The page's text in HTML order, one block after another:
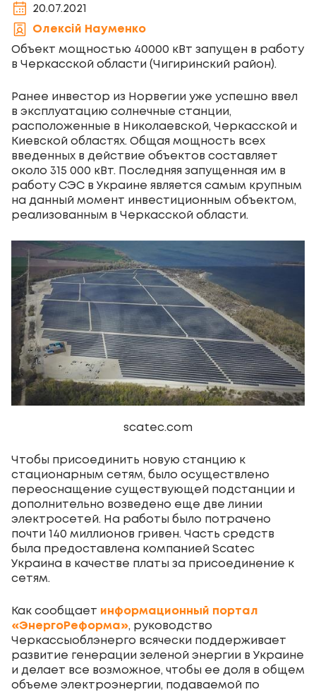
20.07.2021
Олексій Науменко
Объект мощностью 40000 кВт запущен в работу
в Черкасской области (Чигиринский район).
Ранее инвестор из Норвегии уже успешно ввел
в эксплуатацию солнечные станции,
расположенные в Николаевской, Черкасской и
Киевской областях. Общая мощность всех
введенных в действие объектов составляет
около 315 000 кВт. Последняя запущенная им в
работу СЭС в Украине является самым крупным
на данный момент инвестиционным объектом,
реализованным в Черкасской области.
scatec.com
Чтобы присоединить новую станцию к
стационарным сетям, было осуществлено
переоснащение существующей подстанции и
дополнительно возведено еще две линии
электросетей. На работы было потрачено
почти 140 миллионов гривен. Часть средств
была предоставлена компанией Scatec
Украина в качестве платы за присоединение к
сетям.
Как сообщает информационный портал
«ЭнергоРеформа», руководство
Черкассыоблэнерго всячески поддерживает
развитие генерации зеленой энергии в Украине
и делает все возможное, чтобы ее доля в общем
объеме электроэнергии, подаваемой по